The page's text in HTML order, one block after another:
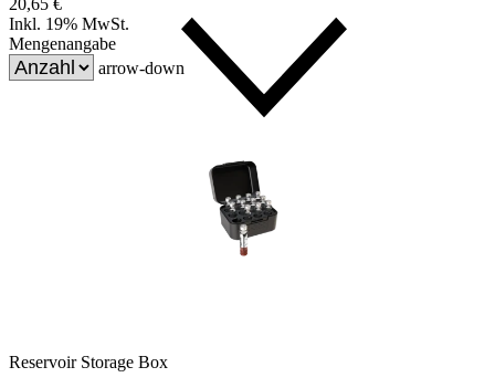
20,65 €
Inkl. 19% MwSt.
Mengenangabe
arrow-down
Reservoir Storage Box